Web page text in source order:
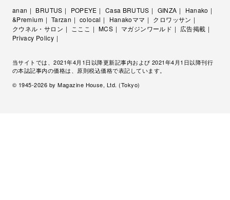
anan BRUTUS POPEYE Casa BRUTUS GINZA
Hanako
&Premium
Tarzan colocal Hanakoママ
クロワッサン
クウネル・サロン
こここ MCS マガジンワールド
広告掲載
Privacy Policy
当サイトでは、2021年4月1日以降更新記事内および 2021年4月1日以降刊行
の本誌記事内の価格は、原則税込価格で表記しています。
© 1945-2026 by Magazine House, Ltd. (Tokyo)